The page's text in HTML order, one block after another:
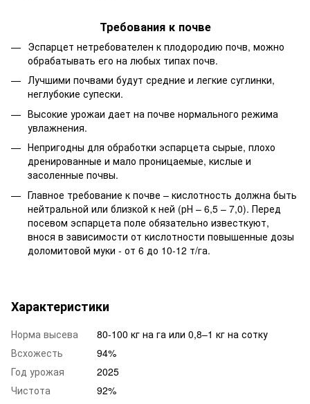
Требования к почве
Эспарцет нетребователен к плодородию почв, можно
обрабатывать его на любых типах почв.
Лучшими почвами будут средние и легкие суглинки,
неглубокие супески.
Высокие урожаи дает на почве нормального режима
увлажнения.
Непригодны для обработки эспарцета сырые, плохо
дренированные и мало проницаемые, кислые и
засоленные почвы.
Главное требование к почве – кислотность должна быть
нейтральной или близкой к ней (рН – 6,5 – 7,0). Перед
посевом эспарцета поле обязательно известкуют,
внося в зависимости от кислотности повышенные дозы
доломитовой муки - от 6 до 10-12 т/га.
Характеристики
Норма высева
80-100 кг на га или 0,8–1 кг на сотку
Всхожесть
94%
Год урожая
2025
Чистота
92%